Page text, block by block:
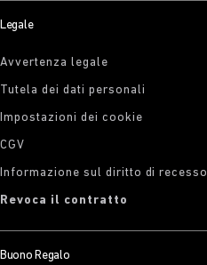
Legale
Avvertenza legale
Tutela dei dati personali
Impostazioni dei cookie
CGV
Informazione sul diritto di recesso
Revoca il contratto
Buono Regalo